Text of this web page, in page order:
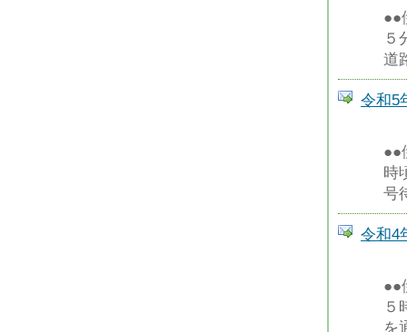
●●
５
道
令和5
●●
時
号
令和4
●●
５
を